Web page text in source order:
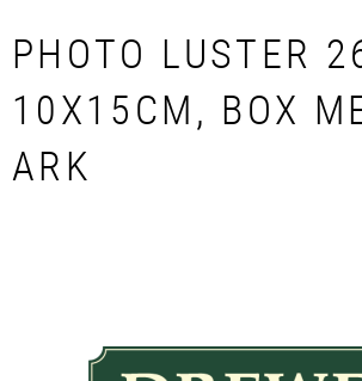
PHOTO LUSTER
10X15CM, BOX
ARK